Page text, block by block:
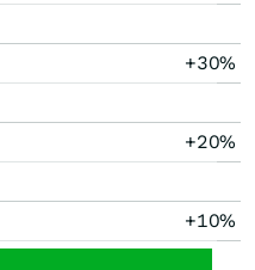
+30%
+20%
+10%